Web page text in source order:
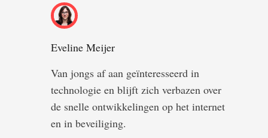
Eveline Meijer
Van jongs af aan geïnteresseerd in
technologie en blijft zich verbazen over
de snelle ontwikkelingen op het internet
en in beveiliging.